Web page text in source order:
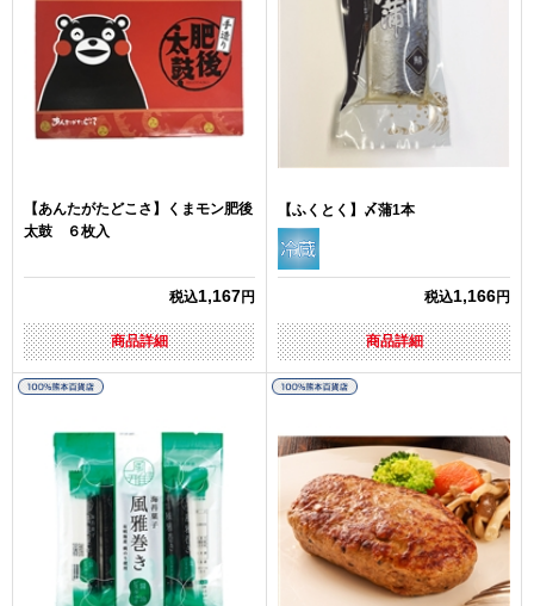
【あんたがたどこさ】くまモン肥後
太鼓 ６枚入
税込1,167円
商品詳細
【ふくとく】〆蒲1本
税込1,166円
商品詳細